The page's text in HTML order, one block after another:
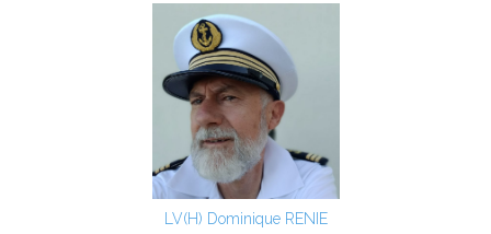
LV(H) Dominique RENIE